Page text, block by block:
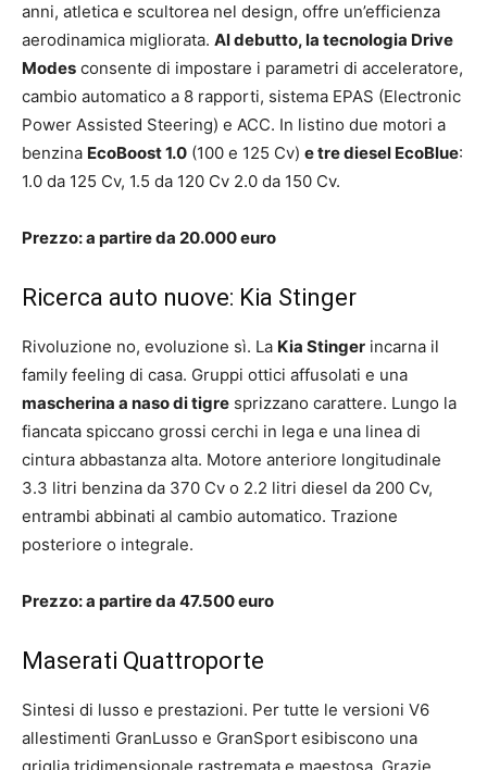
anni, atletica e scultorea nel design, offre un’efficienza
aerodinamica migliorata. Al debutto, la tecnologia Drive
Modes consente di impostare i parametri di acceleratore,
cambio automatico a 8 rapporti, sistema EPAS (Electronic
Power Assisted Steering) e ACC. In listino due motori a
benzina EcoBoost 1.0 (100 e 125 Cv) e tre diesel EcoBlue:
1.0 da 125 Cv, 1.5 da 120 Cv 2.0 da 150 Cv.
Prezzo: a partire da 20.000 euro
Ricerca auto nuove: Kia Stinger
Rivoluzione no, evoluzione sì. La Kia Stinger incarna il
family feeling di casa. Gruppi ottici affusolati e una
mascherina a naso di tigre sprizzano carattere. Lungo la
fiancata spiccano grossi cerchi in lega e una linea di
cintura abbastanza alta. Motore anteriore longitudinale
3.3 litri benzina da 370 Cv o 2.2 litri diesel da 200 Cv,
entrambi abbinati al cambio automatico. Trazione
posteriore o integrale.
Prezzo: a partire da 47.500 euro
Maserati Quattroporte
Sintesi di lusso e prestazioni. Per tutte le versioni V6
allestimenti GranLusso e GranSport esibiscono una